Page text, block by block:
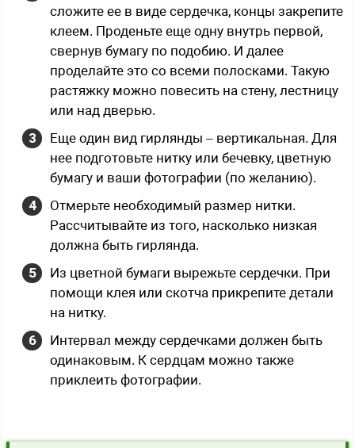
сложите ее в виде сердечка, концы закрепите
клеем. Проденьте еще одну внутрь первой,
свернув бумагу по подобию. И далее
проделайте это со всеми полосками. Такую
растяжку можно повесить на стену, лестницу
или над дверью.
Еще один вид гирлянды – вертикальная. Для
нее подготовьте нитку или бечевку, цветную
бумагу и ваши фотографии (по желанию).
Отмерьте необходимый размер нитки.
Рассчитывайте из того, насколько низкая
должна быть гирлянда.
Из цветной бумаги вырежьте сердечки. При
помощи клея или скотча прикрепите детали
на нитку.
Интервал между сердечками должен быть
одинаковым. К сердцам можно также
приклеить фотографии.